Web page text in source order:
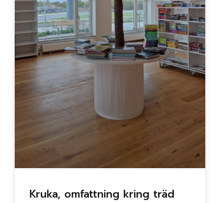
Kruka, omfattning kring träd